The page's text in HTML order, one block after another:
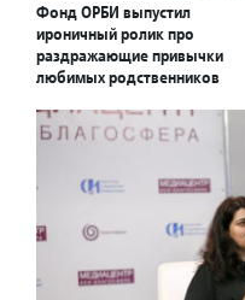
Фонд ОРБИ выпустил
ироничный ролик про
раздражающие привычки
любимых родственников